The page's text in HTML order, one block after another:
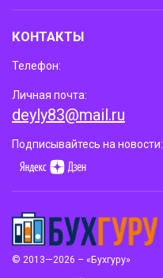
© 2013—2026 – «Бухгуру»
КОНТАКТЫ
Телефон:
Личная почта:
deyly83@mail.ru
Подписывайтесь на новости: